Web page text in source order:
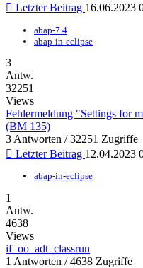
Letzter Beitrag 16.06.2023
abap-7.4
abap-in-eclipse
3
Antw.
32251
Views
Fehlermeldung "Settings for
(BM 135)
3 Antworten / 32251 Zugriffe
Letzter Beitrag 12.04.2023
abap-in-eclipse
1
Antw.
4638
Views
if_oo_adt_classrun
1 Antworten / 4638 Zugriffe